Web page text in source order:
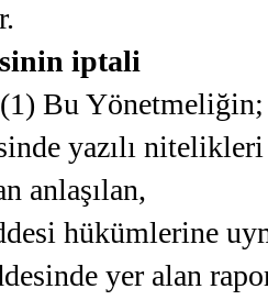
iptali
Bu Yönetmeliğin;
yazılı
anlaşılan,
hükümlerine
yer alan